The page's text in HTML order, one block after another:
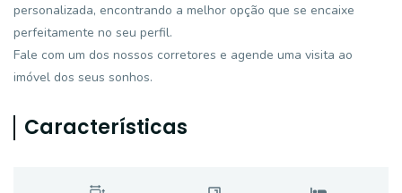
personalizada, encontrando a melhor opção que se encaixe
perfeitamente no seu perfil.
Fale com um dos nossos corretores e agende uma visita ao
imóvel dos seus sonhos.
Características